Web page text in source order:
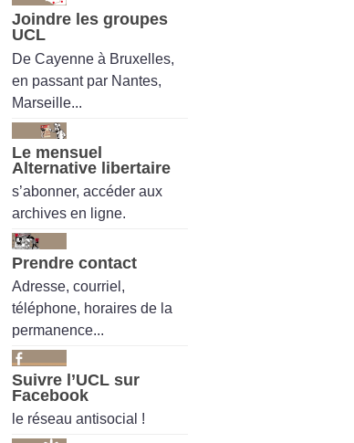
Joindre les groupes
UCL
De Cayenne à Bruxelles,
en passant par Nantes,
Marseille...
Le mensuel
Alternative libertaire
s’abonner, accéder aux
archives en ligne.
Prendre contact
Adresse, courriel,
téléphone, horaires de la
permanence...
Suivre l’UCL sur
Facebook
le réseau antisocial !